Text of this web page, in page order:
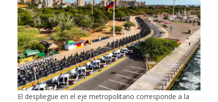
El despliegue en el eje metropolitano corresponde a la